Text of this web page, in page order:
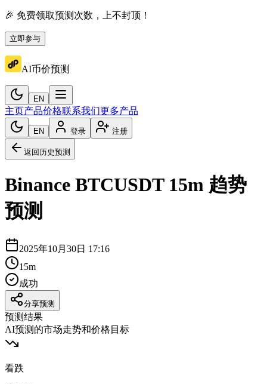
🎉 免费领取预测次数，上不封顶！
立即参与
AI币价预测
EN
主页产品价格联系我们更多产品
EN 登录 注册
返回历史预测
Binance BTCUSDT 15m 趋势
预测
2025年10月30日 17:16
15m
成功
分享预测
预测结果
AI预测的市场走势和价格目标
看跌